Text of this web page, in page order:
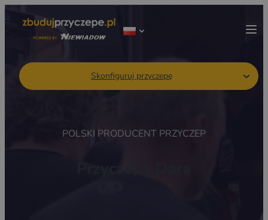
Skonfiguruj przyczepę
POLSKI PRODUCENT PRZYCZEP